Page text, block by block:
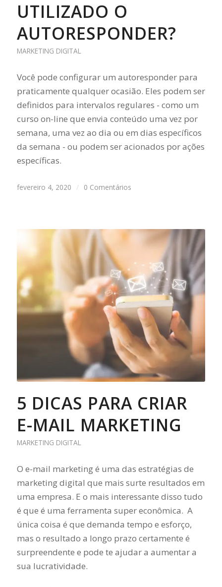
UTILIZADO O
AUTORESPONDER?
MARKETING DIGITAL
Você pode configurar um autoresponder para
praticamente qualquer ocasião. Eles podem ser
definidos para intervalos regulares - como um
curso on-line que envia conteúdo uma vez por
semana, uma vez ao dia ou em dias específicos
da semana - ou podem ser acionados por ações
específicas.
fevereiro 4, 2020 / 0 Comentários
5 DICAS PARA CRIAR
E-MAIL MARKETING
MARKETING DIGITAL
O e-mail marketing é uma das estratégias de
marketing digital que mais surte resultados em
uma empresa. E o mais interessante disso tudo
é que é uma ferramenta super econômica. A
única coisa é que demanda tempo e esforço,
mas o resultado a longo prazo certamente é
surpreendente e pode te ajudar a aumentar a
sua lucratividade.